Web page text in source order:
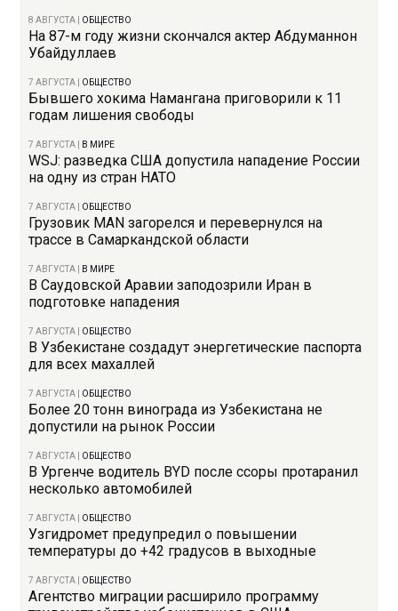
8 АВГУСТА ОБЩЕСТВО
На 87-м году жизни скончался актер Абдуманнон
Убайдуллаев
7 АВГУСТА ОБЩЕСТВО
Бывшего хокима Намангана приговорили к 11
годам лишения свободы
7 АВГУСТА В МИРЕ
WSJ: разведка США допустила нападение России
на одну из стран НАТО
7 АВГУСТА ОБЩЕСТВО
Грузовик MAN загорелся и перевернулся на
трассе в Самаркандской области
7 АВГУСТА В МИРЕ
В Саудовской Аравии заподозрили Иран в
подготовке нападения
7 АВГУСТА ОБЩЕСТВО
В Узбекистане создадут энергетические паспорта
для всех махаллей
7 АВГУСТА ОБЩЕСТВО
Более 20 тонн винограда из Узбекистана не
допустили на рынок России
7 АВГУСТА ОБЩЕСТВО
В Ургенче водитель BYD после ссоры протаранил
несколько автомобилей
7 АВГУСТА ОБЩЕСТВО
Узгидромет предупредил о повышении
температуры до +42 градусов в выходные
7 АВГУСТА ОБЩЕСТВО
Агентство миграции расширило программу